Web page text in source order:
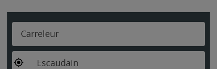
Carreleur
Escaudain